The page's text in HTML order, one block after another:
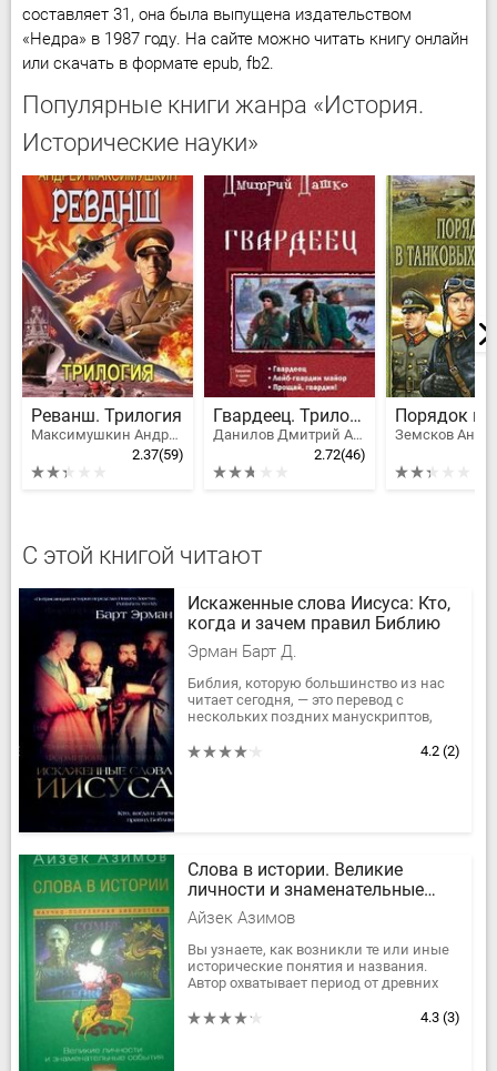
составляет 31, она была выпущена издательством
«Недра» в 1987 году. На сайте можно читать книгу онлайн
или скачать в формате epub, fb2.
Популярные книги жанра «История.
Исторические науки»
Реванш. Трилогия
Максимушкин Андрей Владимирович
2.37(59)
Гвардеец. Трилогия
Данилов Дмитрий Алексеевич
2.72(46)
Земсков
С этой книгой читают
Искаженные слова Иисуса: Кто,
когда и зачем правил Библию
Эрман Барт Д.
Библия, которую большинство из нас
читает сегодня, — это перевод с
нескольких поздних манускриптов,
передающих смысл оригинала. Эта
4.2 (2)
Слова в истории. Великие
личности и знаменательные
события
Айзек Азимов
Вы узнаете, как возникли те или иные
исторические понятия и названия.
Автор охватывает период от древних
Рассказывает, как называли...
4.3 (3)